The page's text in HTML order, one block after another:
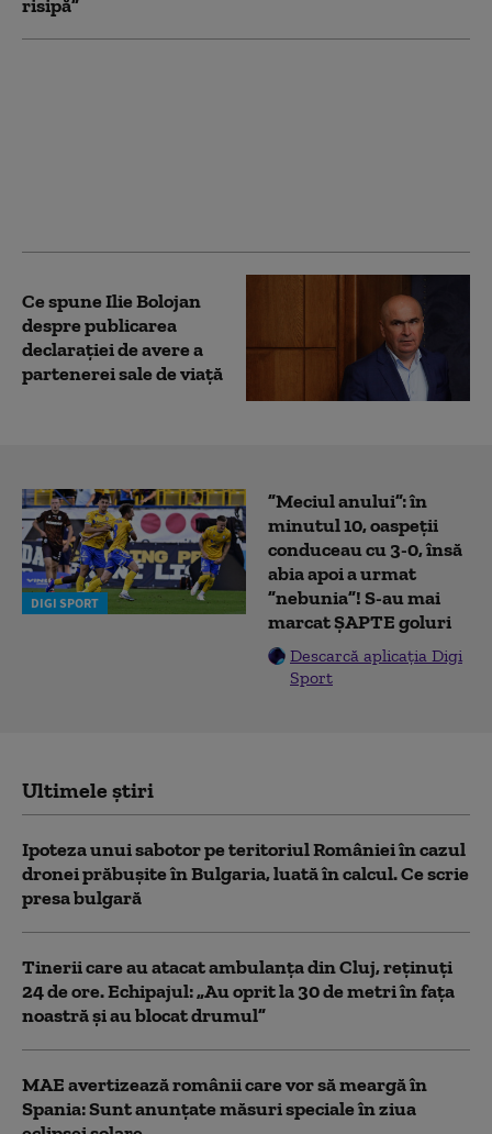
risipă”
Ce spune Ilie Bolojan
despre publicarea
declarației de avere a
partenerei sale de viață
DIGI SPORT
”Meciul anului”: în
minutul 10, oaspeții
conduceau cu 3-0, însă
abia apoi a urmat
”nebunia”! S-au mai
marcat ȘAPTE goluri
Descarcă aplicația Digi
Sport
Ultimele știri
Ipoteza unui sabotor pe teritoriul României în cazul
dronei prăbușite în Bulgaria, luată în calcul. Ce scrie
presa bulgară
Tinerii care au atacat ambulanța din Cluj, reținuți
24 de ore. Echipajul: „Au oprit la 30 de metri în fața
noastră și au blocat drumul”
MAE avertizează românii care vor să meargă în
Spania: Sunt anunțate măsuri speciale în ziua